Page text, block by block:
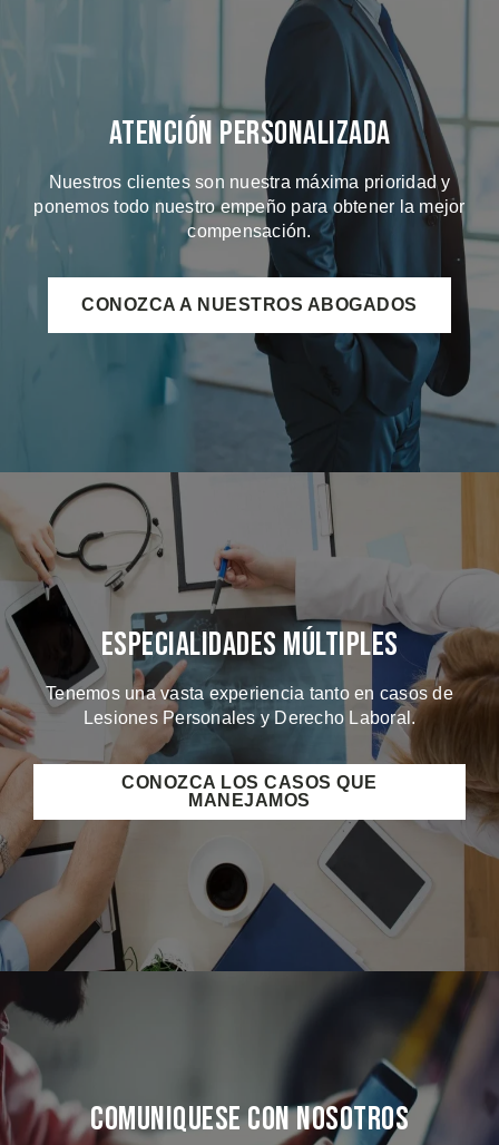
Atención Personalizada
Nuestros clientes son nuestra máxima prioridad y
ponemos todo nuestro empeño para obtener la mejor
compensación.
CONOZCA A NUESTROS ABOGADOS
Especialidades Múltiples
Tenemos una vasta experiencia tanto en casos de
Lesiones Personales y Derecho Laboral.
CONOZCA LOS CASOS QUE
MANEJAMOS
Comuniquese Con Nosotros